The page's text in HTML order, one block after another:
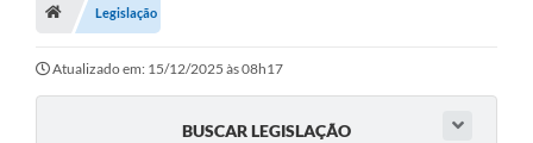
Legislação
Atualizado em: 15/12/2025 às 08h17
BUSCAR LEGISLAÇÃO